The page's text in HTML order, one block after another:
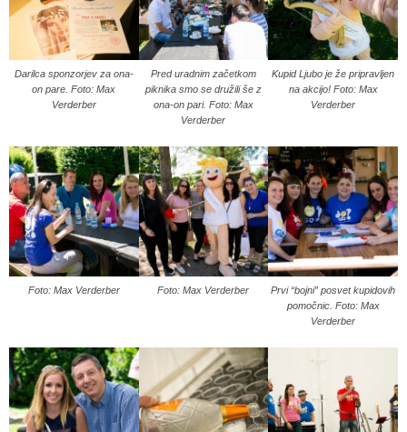
Darilca sponzorjev za ona-
on pare. Foto: Max
Verderber
Pred uradnim začetkom
piknika smo se družili še z
ona-on pari. Foto: Max
Verderber
Kupid Ljubo je že pripravljen
na akcijo! Foto: Max
Verderber
Foto: Max Verderber Foto: Max Verderber
Prvi “bojni” posvet kupidovih
pomočnic. Foto: Max
Verderber